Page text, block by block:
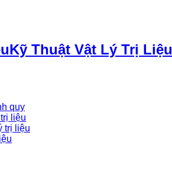
Kỹ Thuật Vật Lý Trị Liệu
quy
liệu
trị liệu